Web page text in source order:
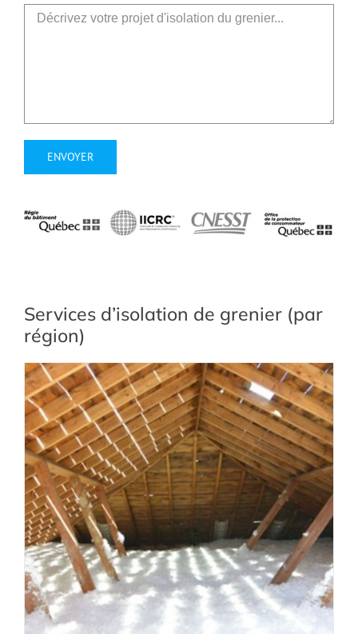
Services d’isolation de grenier (par
région)